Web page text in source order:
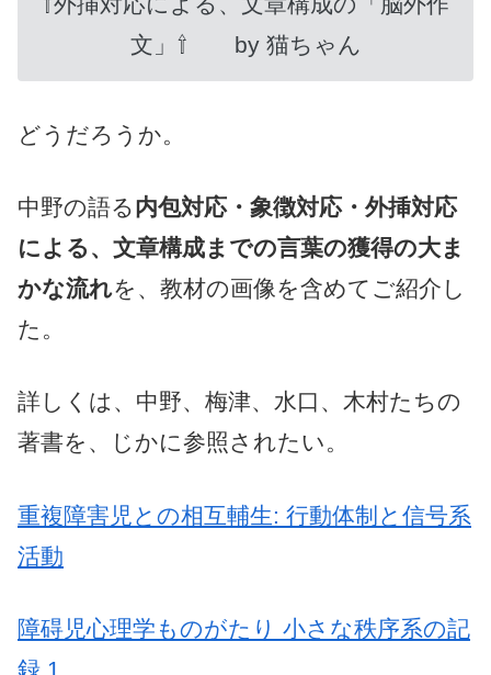
文」⇧ by 猫ちゃん
どうだろうか。
中野の語る内包対応・象徴対応・外挿対応
による、文章構成までの言葉の獲得の大ま
かな流れを、教材の画像を含めてご紹介し
た。
詳しくは、中野、梅津、水口、木村たちの
著書を、じかに参照されたい。
重複障害児との相互輔生: 行動体制と信号系
活動
障碍児心理学ものがたり 小さな秩序系の記
録 1